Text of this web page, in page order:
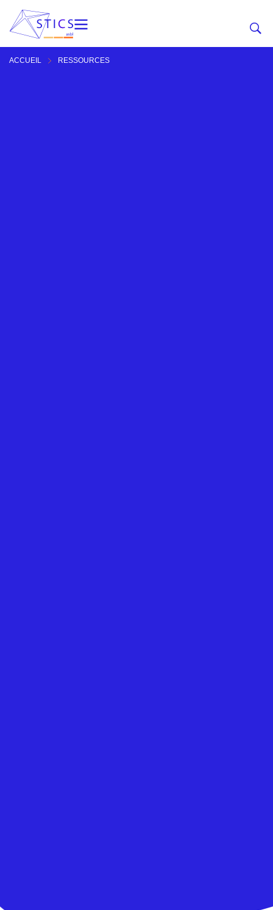
ACCUEIL RESSOURCES